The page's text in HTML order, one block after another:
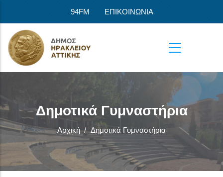
94FM ΕΠΙΚΟΙΝΩΝΙΑ
Δημοτικά Γυμναστήρια
Αρχική / Δημοτικά Γυμναστήρια